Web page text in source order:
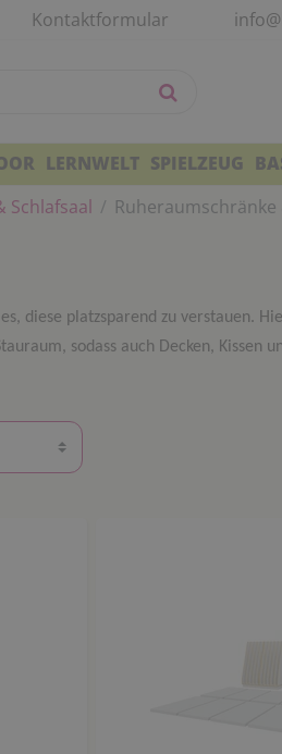
Kontaktformular
LERNWELT SPIELZEUG
Schlafsaal
diese platzsparend zu verstauen.
sodass auch Decken, Kissen